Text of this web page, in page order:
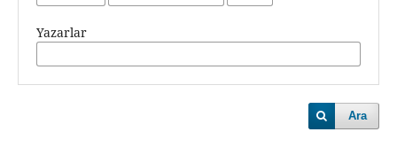
Yazarlar
Ara